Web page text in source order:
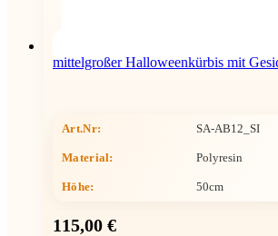
mittelgroßer Halloweenkürbis mit
Art.Nr: SA-AB12_SI
Material: Polyresin
Höhe: 50cm
115,00 €